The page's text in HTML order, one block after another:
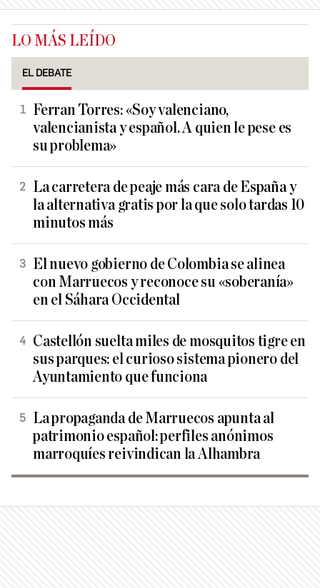
LO MÁS LEÍDO
EL DEBATE
Ferran Torres: «Soy valenciano,
valencianista y español. A quien le pese es
su problema»
La carretera de peaje más cara de España y
la alternativa gratis por la que solo tardas 10
minutos más
El nuevo gobierno de Colombia se alinea
con Marruecos y reconoce su «soberanía»
en el Sáhara Occidental
Castellón suelta miles de mosquitos tigre en
sus parques: el curioso sistema pionero del
Ayuntamiento que funciona
La propaganda de Marruecos apunta al
patrimonio español: perfiles anónimos
marroquíes reivindican la Alhambra